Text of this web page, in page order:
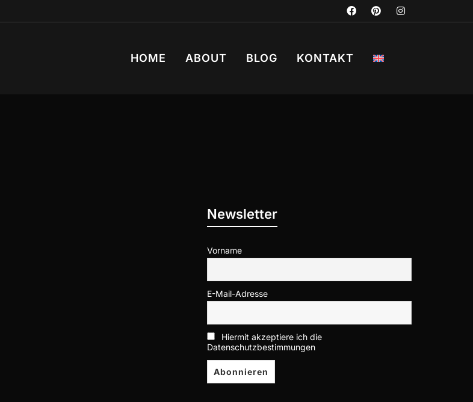
HOME ABOUT BLOG KONTAKT
Newsletter
Vorname
E-Mail-Adresse
Hiermit akzeptiere ich die
Datenschutzbestimmungen